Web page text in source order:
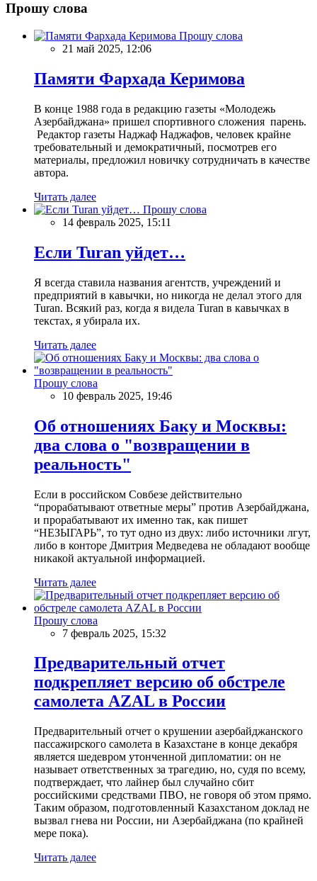
Прошу слова
Прошу слова
21 май 2025, 12:06
Памяти Фархада Керимова
В конце 1988 года в редакцию газеты «Молодежь
Азербайджана» пришел спортивного сложения парень.
Редактор газеты Наджаф Наджафов, человек крайне
требовательный и демократичный, посмотрев его
материалы, предложил новичку сотрудничать в качестве
автора.
Читать далее
Прошу слова
14 февраль 2025, 15:11
Если Turan уйдет…
Я всегда ставила названия агентств, учреждений и
предприятий в кавычки, но никогда не делал этого для
Turan. Всякий раз, когда я видела Turan в кавычках в
текстах, я убирала их.
Читать далее
Прошу слова
10 февраль 2025, 19:46
Об отношениях Баку и Москвы:
два слова о "возвращении в
реальность"
Если в российском Совбезе действительно
“прорабатывают ответные меры” против Азербайджана,
и прорабатывают их именно так, как пишет
“НЕЗЫГАРЬ”, то тут одно из двух: либо источники лгут,
либо в конторе Дмитрия Медведева не обладают вообще
никакой актуальной информацией.
Читать далее
Прошу слова
7 февраль 2025, 15:32
Предварительный отчет
подкрепляет версию об обстреле
самолета AZAL в России
Предварительный отчет о крушении азербайджанского
пассажирского самолета в Казахстане в конце декабря
является шедевром утонченной дипломатии: он не
называет ответственных за трагедию, но, судя по всему,
подтверждает, что лайнер был случайно сбит
российскими средствами ПВО, не говоря об этом прямо.
Таким образом, подготовленный Казахстаном доклад не
вызвал гнева ни России, ни Азербайджана (по крайней
мере пока).
Читать далее